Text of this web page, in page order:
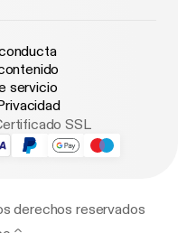
servicio
SSL
derechos reservados